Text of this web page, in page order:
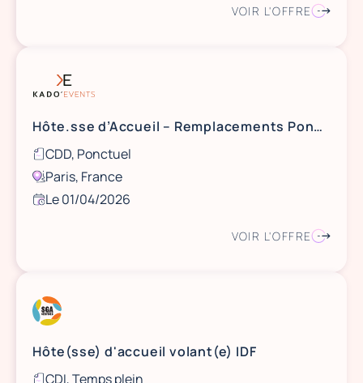
VOIR L'OFFRE
Hôte.sse d’Accueil – Remplacements Ponctuels
CDD, Ponctuel
Paris, France
Le 01/04/2026
VOIR L'OFFRE
Hôte(sse) d'accueil volant(e) IDF
CDI, Temps plein